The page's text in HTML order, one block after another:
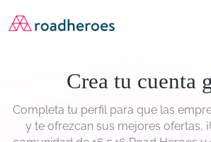
Crea tu cuenta
Completa tu perfil para que las
y te ofrezcan sus mejores ofertas,